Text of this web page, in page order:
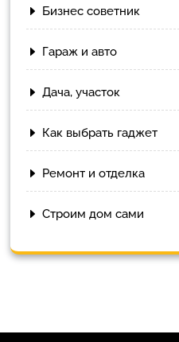
Бизнес советник
Гараж и авто
Дача, участок
Как выбрать гаджет
Ремонт и отделка
Строим дом сами